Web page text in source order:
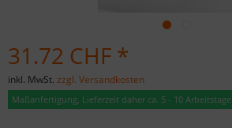
31.72 CHF *
inkl. MwSt. zzgl. Versandkosten
Maßanfertigung, Lieferzeit daher ca. 5 - 10 Arbeitstage